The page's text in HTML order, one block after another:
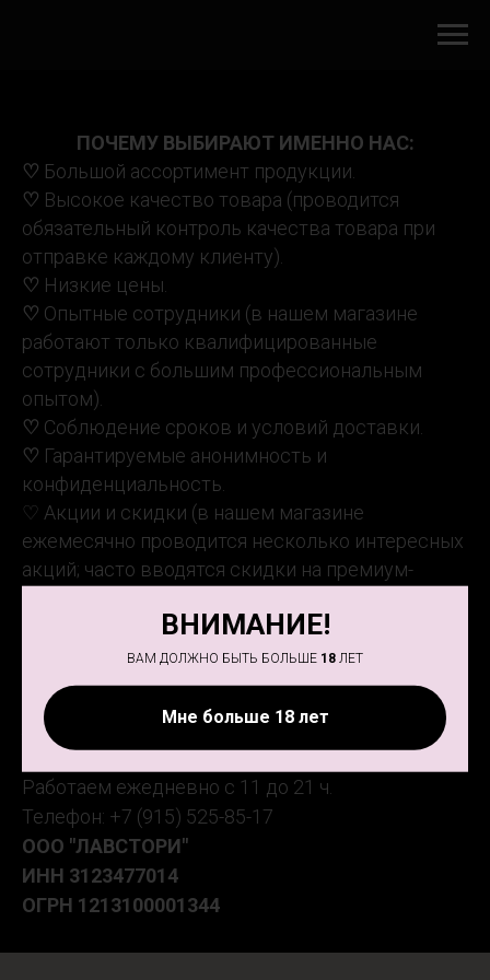
ВНИМАНИЕ!
ВАМ ДОЛЖНО БЫТЬ БОЛЬШЕ 18 ЛЕТ
Мне больше 18 лет
ПОЧЕМУ ВЫБИРАЮТ ИМЕННО НАС:
♡ Большой ассортимент продукции.
♡ Высокое качество товара (проводится
обязательный контроль качества товара при
отправке каждому клиенту).
♡ Низкие цены.
♡ Опытные сотрудники (в нашем магазине
работают только квалифицированные
сотрудники с большим профессиональным
опытом).
♡ Соблюдение сроков и условий доставки.
♡ Гарантируемые анонимность и
конфиденциальность.
♡ Акции и скидки (в нашем магазине
ежемесячно проводится несколько интересных
акций; часто вводятся скидки на премиум-
Адрес магазина: ул. Есенина 7 (ТД "Галерея"),
3 этаж
Работаем ежедневно с 11 до 21 ч.
Телефон: +7 (915) 525-85-17
ООО "ЛАВСТОРИ"
ИНН 3123477014
ОГРН 1213100001344